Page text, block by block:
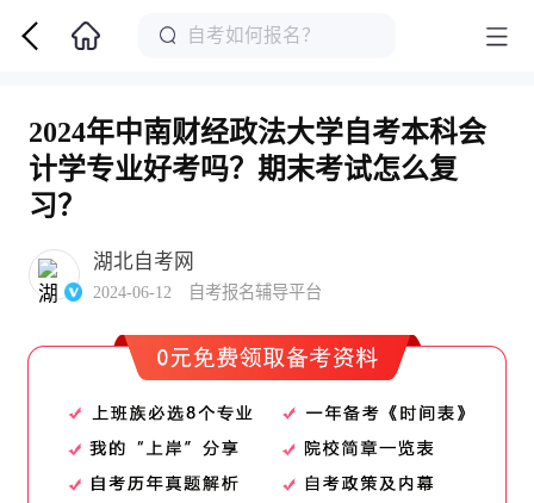
2024年中南财经政法大学自考本科会
计学专业好考吗？期末考试怎么复
习？
湖北自考网
2024-06-12 自考报名辅导平台